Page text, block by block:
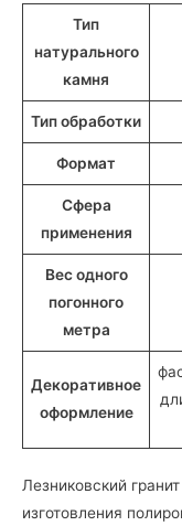
Тип
натурального
камня
Тип обработки
Формат
Сфера
применения
Вес одного
погонного
метра
Декоративное
оформление
Лезниковский
изготовления